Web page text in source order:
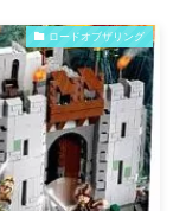
ロードオブザリング